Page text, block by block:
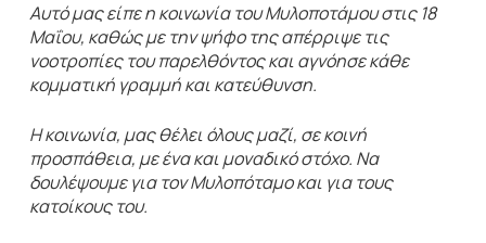
Αυτό μας είπε η κοινωνία του Μυλοποτάμου στις 18
Μαΐου, καθώς με την ψήφο της απέρριψε τις
νοοτροπίες του παρελθόντος και αγνόησε κάθε
κομματική γραμμή και κατεύθυνση.
Η κοινωνία, μας θέλει όλους μαζί, σε κοινή
προσπάθεια, με ένα και μοναδικό στόχο. Να
δουλέψουμε για τον Μυλοπόταμο και για τους
κατοίκους του.